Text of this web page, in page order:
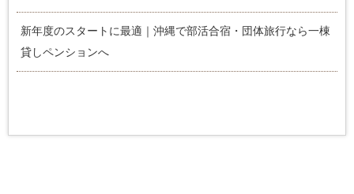
新年度のスタートに最適｜沖縄で部活合宿・団体旅行なら一棟
貸しペンションへ